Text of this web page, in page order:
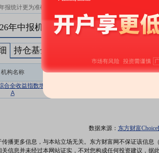
报统计更为准确。
年中报机构持仓明细
持仓基金明细
机构名称 相关链接 机构属性
合全收益指数增强
A
数据来源： 东方财富
播更多信息，与本站立场无关。东方财富网不保证该信
信息并未经过本网站证实，不对您构成任何投资建议，据